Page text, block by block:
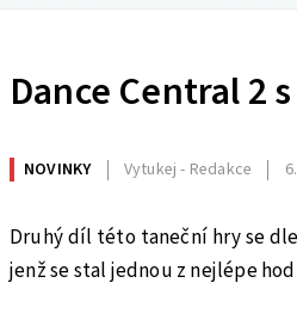
Dance Central 2
NOVINKY Vytukej - Redakce
Druhý díl této taneční hry se
jenž se stal jednou z nejlépe